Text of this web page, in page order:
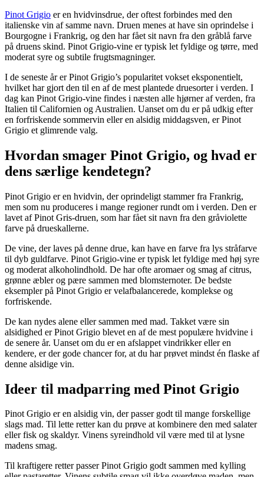
Pinot Grigio er en hvidvinsdrue, der oftest forbindes med den
italienske vin af samme navn. Druen menes at have sin oprindelse i
Bourgogne i Frankrig, og den har fået sit navn fra den gråblå farve
på druens skind. Pinot Grigio-vine er typisk let fyldige og tørre, med
moderat syre og subtile frugtsmagninger.
I de seneste år er Pinot Grigio’s popularitet vokset eksponentielt,
hvilket har gjort den til en af de mest plantede druesorter i verden. I
dag kan Pinot Grigio-vine findes i næsten alle hjørner af verden, fra
Italien til Californien og Australien. Uanset om du er på udkig efter
en forfriskende sommervin eller en alsidig middagsven, er Pinot
Grigio et glimrende valg.
Hvordan smager Pinot Grigio, og hvad er
dens særlige kendetegn?
Pinot Grigio er en hvidvin, der oprindeligt stammer fra Frankrig,
men som nu produceres i mange regioner rundt om i verden. Den er
lavet af Pinot Gris-druen, som har fået sit navn fra den gråviolette
farve på drueskallerne.
De vine, der laves på denne drue, kan have en farve fra lys stråfarve
til dyb guldfarve. Pinot Grigio-vine er typisk let fyldige med høj syre
og moderat alkoholindhold. De har ofte aromaer og smag af citrus,
grønne æbler og pære sammen med blomsternoter. De bedste
eksempler på Pinot Grigio er velafbalancerede, komplekse og
forfriskende.
De kan nydes alene eller sammen med mad. Takket være sin
alsidighed er Pinot Grigio blevet en af de mest populære hvidvine i
de senere år. Uanset om du er en afslappet vindrikker eller en
kendere, er der gode chancer for, at du har prøvet mindst én flaske af
denne alsidige vin.
Ideer til madparring med Pinot Grigio
Pinot Grigio er en alsidig vin, der passer godt til mange forskellige
slags mad. Til lette retter kan du prøve at kombinere den med salater
eller fisk og skaldyr. Vinens syreindhold vil være med til at lysne
madens smag.
Til kraftigere retter passer Pinot Grigio godt sammen med kylling